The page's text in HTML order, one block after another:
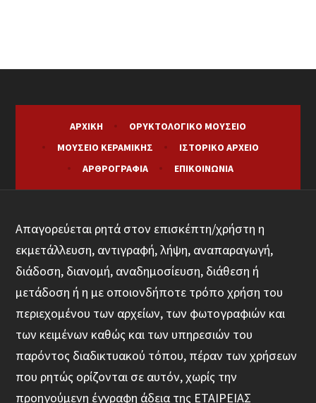
ΑΡΧΙΚΉ
ΟΡΥΚΤΟΛΟΓΙΚΌ ΜΟΥΣΕΊΟ
ΜΟΥΣΕΊΟ ΚΕΡΑΜΙΚΉΣ
ΙΣΤΟΡΙΚΌ ΑΡΧΕΊΟ
ΑΡΘΡΟΓΡΑΦΊΑ
ΕΠΙΚΟΙΝΩΝΊΑ
Απαγορεύεται ρητά στον επισκέπτη/χρήστη η
εκμετάλλευση, αντιγραφή, λήψη, αναπαραγωγή,
διάδοση, διανομή, αναδημοσίευση, διάθεση ή
μετάδοση ή η με οποιονδήποτε τρόπο χρήση του
περιεχομένου των αρχείων, των φωτογραφιών και
των κειμένων καθώς και των υπηρεσιών του
παρόντος διαδικτυακού τόπου, πέραν των χρήσεων
που ρητώς ορίζονται σε αυτόν, χωρίς την
προηγούμενη έγγραφη άδεια της ΕΤΑΙΡΕΙΑΣ